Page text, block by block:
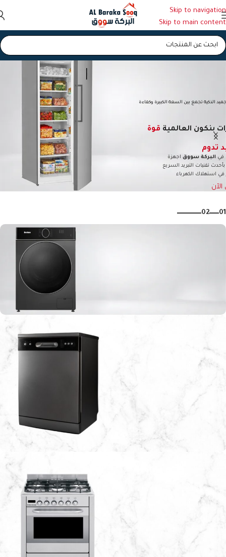
Skip to navigation
Skip to main content
الذكية تجمع بين السعة الكبيرة وكفاءة
بنكون العالمية قوة
تدوم
في البركة سووق اجهزة
تقنيات التبريد السريع
في استهلاك الكهرباء
01
02
اطلبها الآن
الذكي
تسوق الآن